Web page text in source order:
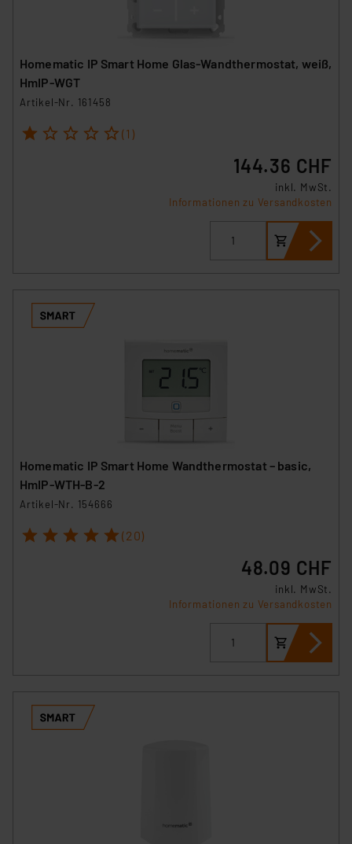
Homematic IP Smart Home Glas-Wandthermostat, weiß,
HmIP-WGT
Artikel-Nr. 161458
1 2 3 4 5 (1)
144.36 CHF
inkl. MwSt.
Informationen zu Versandkosten
Homematic IP Smart Home Wandthermostat – basic,
HmIP-WTH-B-2
Artikel-Nr. 154666
1 2 3 4 5 (20)
48.09 CHF
inkl. MwSt.
Informationen zu Versandkosten